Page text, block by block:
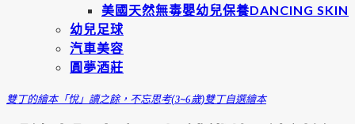
美國天然無毒嬰幼兒保養DANCING SKIN
幼兒足球
汽車美容
圓夢酒莊
雙丁的繪本「悅」讀之餘，不忘思考(3~6歲)雙丁自選繪本